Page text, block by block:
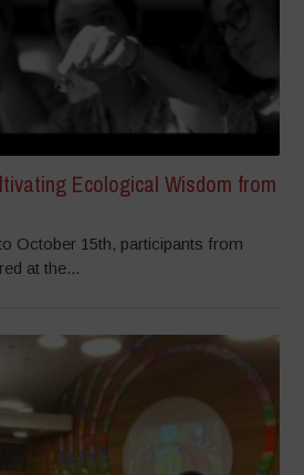
Ecological Wisdom from
October 15th, participants from
at the...